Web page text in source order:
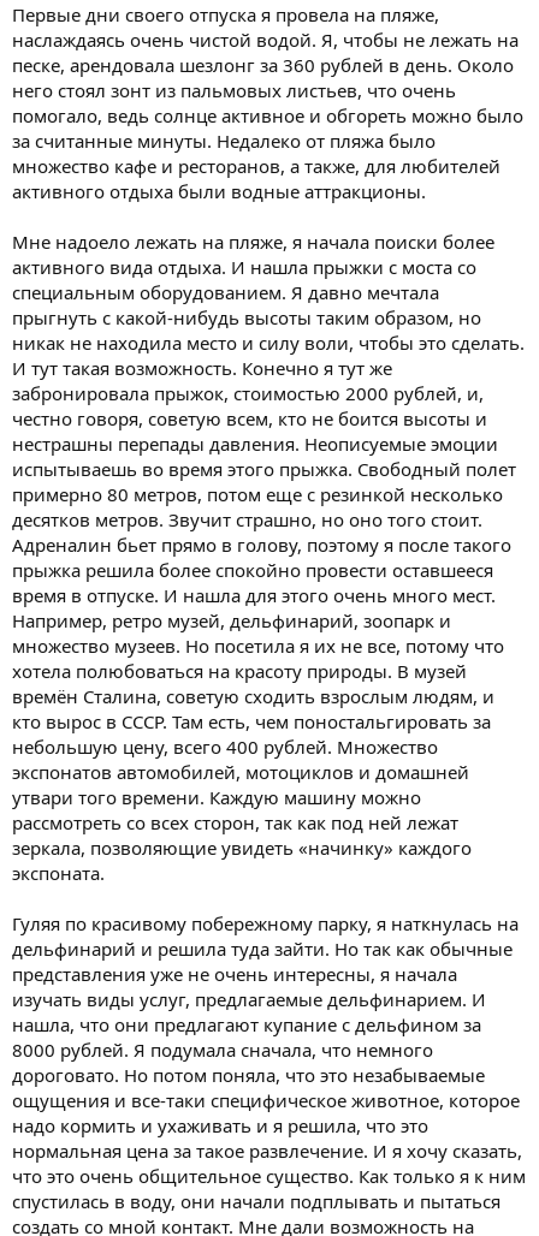
Первые дни своего отпуска я провела на пляже,
наслаждаясь очень чистой водой. Я, чтобы не лежать на
песке, арендовала шезлонг за 360 рублей в день. Около
него стоял зонт из пальмовых листьев, что очень
помогало, ведь солнце активное и обгореть можно было
за считанные минуты. Недалеко от пляжа было
множество кафе и ресторанов, а также, для любителей
активного отдыха были водные аттракционы.
Мне надоело лежать на пляже, я начала поиски более
активного вида отдыха. И нашла прыжки с моста со
специальным оборудованием. Я давно мечтала
прыгнуть с какой-нибудь высоты таким образом, но
никак не находила место и силу воли, чтобы это сделать.
И тут такая возможность. Конечно я тут же
забронировала прыжок, стоимостью 2000 рублей, и,
честно говоря, советую всем, кто не боится высоты и
нестрашны перепады давления. Неописуемые эмоции
испытываешь во время этого прыжка. Свободный полет
примерно 80 метров, потом еще с резинкой несколько
десятков метров. Звучит страшно, но оно того стоит.
Адреналин бьет прямо в голову, поэтому я после такого
прыжка решила более спокойно провести оставшееся
время в отпуске. И нашла для этого очень много мест.
Например, ретро музей, дельфинарий, зоопарк и
множество музеев. Но посетила я их не все, потому что
хотела полюбоваться на красоту природы. В музей
времён Сталина, советую сходить взрослым людям, и
кто вырос в СССР. Там есть, чем поностальгировать за
небольшую цену, всего 400 рублей. Множество
экспонатов автомобилей, мотоциклов и домашней
утвари того времени. Каждую машину можно
рассмотреть со всех сторон, так как под ней лежат
зеркала, позволяющие увидеть «начинку» каждого
экспоната.
Гуляя по красивому побережному парку, я наткнулась на
дельфинарий и решила туда зайти. Но так как обычные
представления уже не очень интересны, я начала
изучать виды услуг, предлагаемые дельфинарием. И
нашла, что они предлагают купание с дельфином за
8000 рублей. Я подумала сначала, что немного
дороговато. Но потом поняла, что это незабываемые
ощущения и все-таки специфическое животное, которое
надо кормить и ухаживать и я решила, что это
нормальная цена за такое развлечение. И я хочу сказать,
что это очень общительное существо. Как только я к ним
спустилась в воду, они начали подплывать и пытаться
создать со мной контакт. Мне дали возможность на